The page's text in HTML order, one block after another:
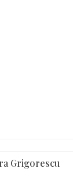
Grigorescu